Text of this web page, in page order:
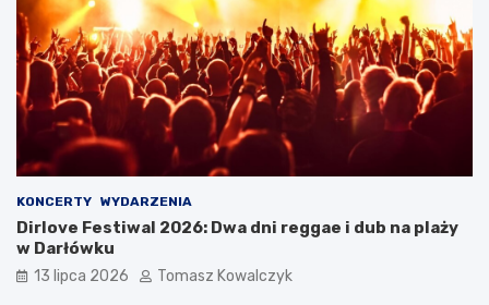
KONCERTY WYDARZENIA
Dirlove Festiwal 2026: Dwa dni reggae i dub na plaży
w Darłówku
13 lipca 2026 Tomasz Kowalczyk